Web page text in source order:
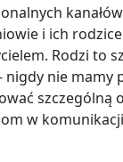
i ich
Rodzi to
nie mamy
szczególną
w